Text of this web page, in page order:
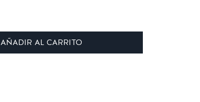
AÑADIR AL CARRITO